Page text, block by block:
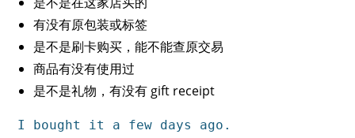
有没有原包装或标签
是不是刷卡购买，能不能查原交易
商品有没有使用过
是不是礼物，有没有 gift receipt
I bought it a few days ago.